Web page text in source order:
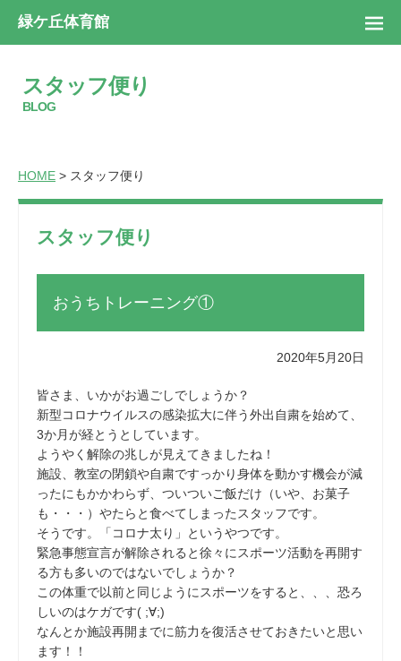
緑ケ丘体育館
スタッフ便り
BLOG
HOME > スタッフ便り
スタッフ便り
おうちトレーニング①
2020年5月20日
皆さま、いかがお過ごしでしょうか？
新型コロナウイルスの感染拡大に伴う外出自粛を始めて、
3か月が経とうとしています。
ようやく解除の兆しが見えてきましたね！
施設、教室の閉鎖や自粛ですっかり身体を動かす機会が減
ったにもかかわらず、ついついご飯だけ（いや、お菓子
も・・・）やたらと食べてしまったスタッフです。
そうです。「コロナ太り」というやつです。
緊急事態宣言が解除されると徐々にスポーツ活動を再開す
る方も多いのではないでしょうか？
この体重で以前と同じようにスポーツをすると、、、恐ろ
しいのはケガです( ;∀;)
なんとか施設再開までに筋力を復活させておきたいと思い
ます！！